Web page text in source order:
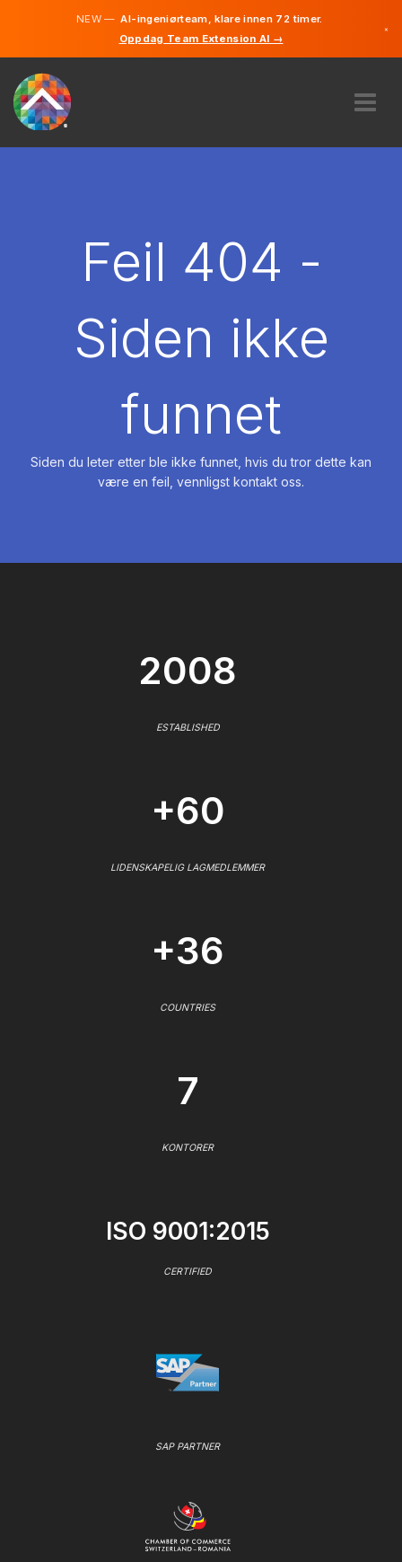
NEW —AI-ingeniørteam, klare innen 72 timer.
Oppdag Team Extension AI →
×
Feil 404 -
Siden ikke
funnet
Siden du leter etter ble ikke funnet, hvis du tror dette kan
være en feil, vennligst kontakt oss.
2008
ESTABLISHED
+60
LIDENSKAPELIG LAGMEDLEMMER
+36
COUNTRIES
7
KONTORER
ISO 9001:2015
CERTIFIED
SAP PARTNER